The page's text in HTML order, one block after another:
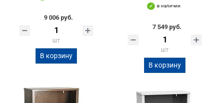
9 006 руб.
шт
В корзину
в наличии
7 549 руб.
шт
В корзину